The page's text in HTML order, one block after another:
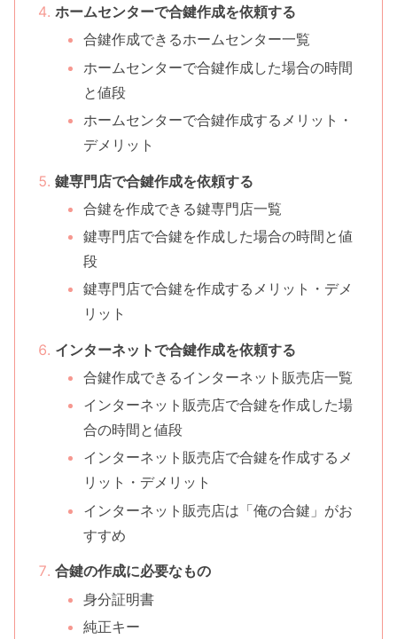
ホームセンターで合鍵作成を依頼する
合鍵作成できるホームセンター一覧
ホームセンターで合鍵作成した場合の時間
と値段
ホームセンターで合鍵作成するメリット・
デメリット
鍵専門店で合鍵作成を依頼する
合鍵を作成できる鍵専門店一覧
鍵専門店で合鍵を作成した場合の時間と値
段
鍵専門店で合鍵を作成するメリット・デメ
リット
インターネットで合鍵作成を依頼する
合鍵作成できるインターネット販売店一覧
インターネット販売店で合鍵を作成した場
合の時間と値段
インターネット販売店で合鍵を作成するメ
リット・デメリット
インターネット販売店は「俺の合鍵」がお
すすめ
合鍵の作成に必要なもの
身分証明書
純正キー